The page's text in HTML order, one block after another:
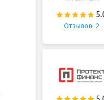
Отзывов: 2